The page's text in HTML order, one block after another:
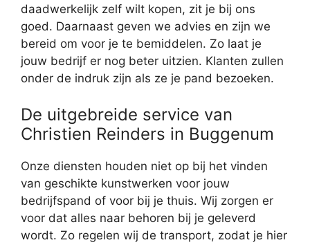
daadwerkelijk zelf wilt kopen, zit je bij ons
goed. Daarnaast geven we advies en zijn we
bereid om voor je te bemiddelen. Zo laat je
jouw bedrijf er nog beter uitzien. Klanten zullen
onder de indruk zijn als ze je pand bezoeken.
De uitgebreide service van
Christien Reinders in Buggenum
Onze diensten houden niet op bij het vinden
van geschikte kunstwerken voor jouw
bedrijfspand of voor bij je thuis. Wij zorgen er
voor dat alles naar behoren bij je geleverd
wordt. Zo regelen wij de transport, zodat je hier